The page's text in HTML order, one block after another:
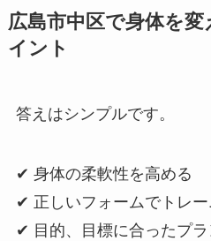
広島市中区で身体を
イント
答えはシンプルです。
✔ 身体の柔軟性を高める
✔ 正しいフォームでトレー
✔ 目的、目標に合ったプラ